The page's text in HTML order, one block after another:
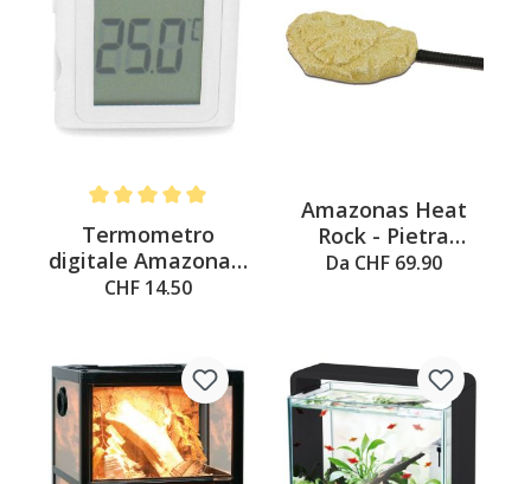
Average rating of 5 out of 5 stars
Termometro
digitale Amazonas,
bianco, 5x1x4.6 cm
CHF 14.50
Amazonas Heat
Rock - Pietra
riscaldante
Da CHF 69.90